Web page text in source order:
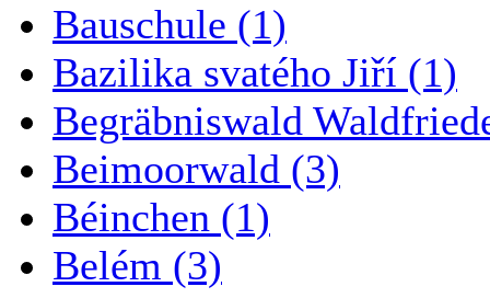
Bauschule (1)
Bazilika svatého Jiří (1)
Begräbniswald
Beimoorwald (3)
Béinchen (1)
Belém (3)